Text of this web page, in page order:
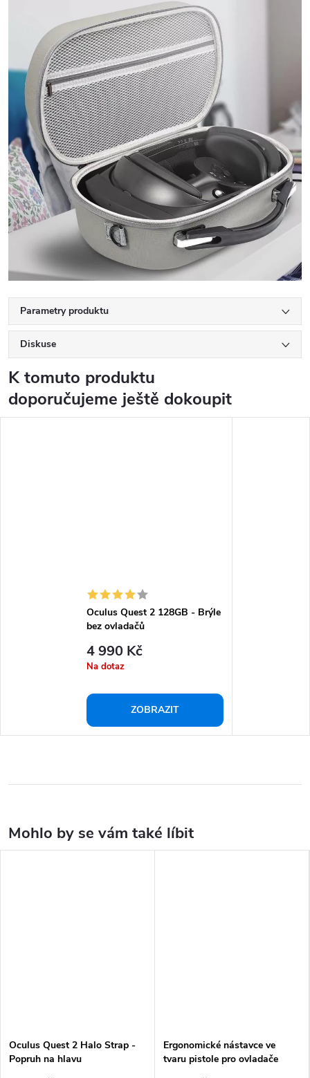
Parametry produktu
Diskuse
K tomuto produktu
doporučujeme ještě dokoupit
Oculus Quest 2 128GB - Brýle
bez ovladačů
4 990 Kč
Na dotaz
ZOBRAZIT
Oculus Quest 2 Halo Strap -
Popruh na hlavu
Ergonomické nástavce ve
tvaru pistole pro ovladače